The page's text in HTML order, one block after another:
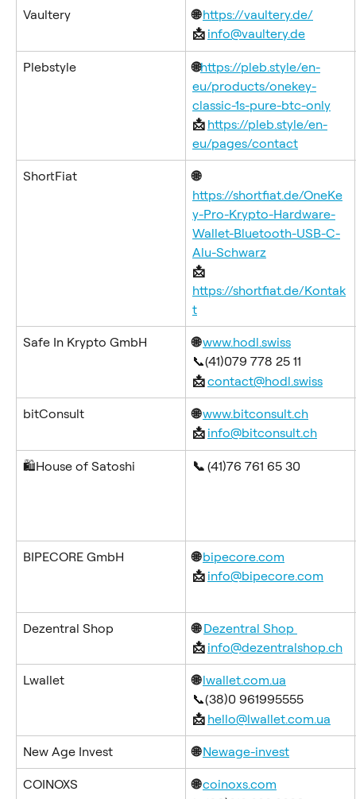
Vaultery 🌐 https://vaultery.de/
📩 info@vaultery.de
Plebstyle 🌐https://pleb.style/en-
eu/products/onekey-
classic-1s-pure-btc-only
📩 https://pleb.style/en-
eu/pages/contact
ShortFiat
🌐
https://shortfiat.de/OneKe
y-Pro-Krypto-Hardware-
Wallet-Bluetooth-USB-C-
Alu-Schwarz
📩
https://shortfiat.de/Kontak
t
Safe In Krypto GmbH 🌐 www.hodl.swiss
📞(41)079 778 25 11
📩 contact@hodl.swiss
bitConsult 🌐 www.bitconsult.ch
📩 info@bitconsult.ch
🛍️House of Satoshi 📞 (41)76 761 65 30
BIPECORE GmbH 🌐 bipecore.com
📩 info@bipecore.com
Dezentral Shop 🌐 Dezentral Shop
📩 info@dezentralshop.ch
Lwallet 🌐 lwallet.com.ua
📞(38)0 961995555
📩 hello@lwallet.com.ua
New Age Invest 🌐 Newage-invest
COINOXS 🌐 coinoxs.com